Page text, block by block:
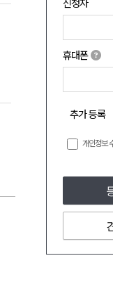
신청자
휴대폰
추가 등록
개인정보